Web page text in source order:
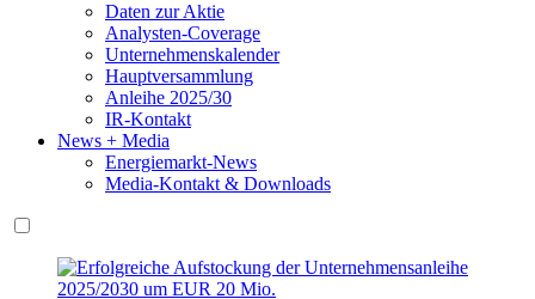
Daten zur Aktie
Analysten-Coverage
Unternehmenskalender
Hauptversammlung
Anleihe 2025/30
IR-Kontakt
News + Media
Energiemarkt-News
Media-Kontakt & Downloads